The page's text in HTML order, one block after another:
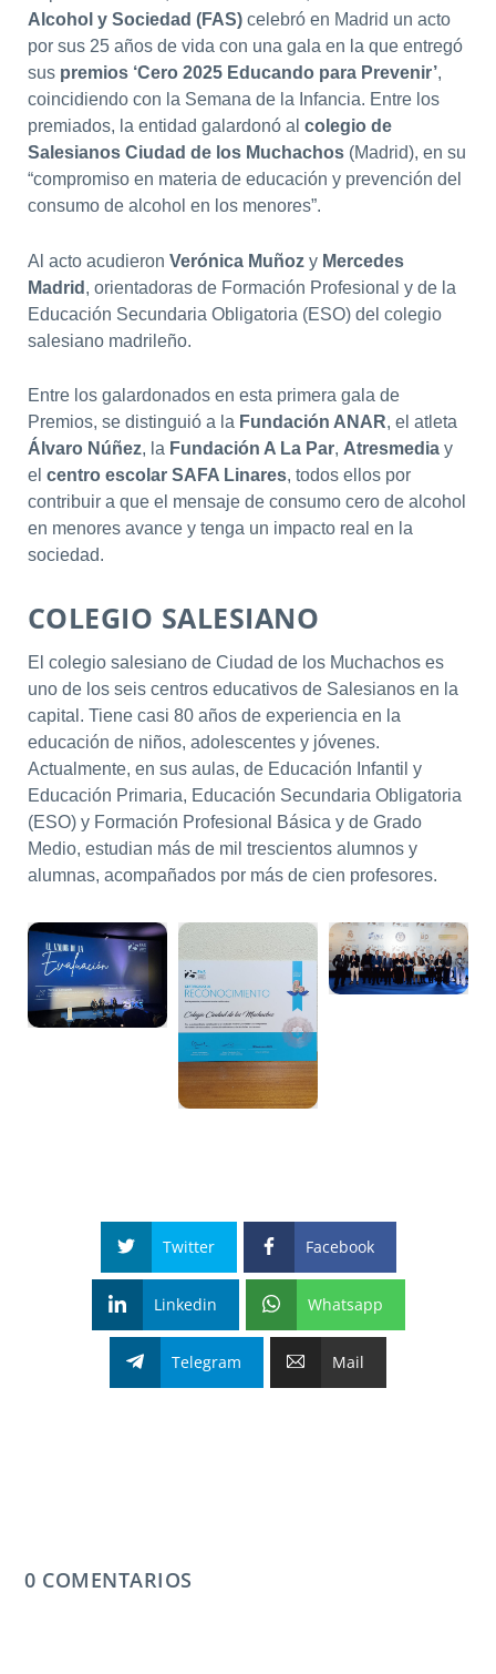
Alcohol y Sociedad (FAS)celebró en Madrid un acto
por sus 25 años de vida con una gala en la que entregó
sus premios ‘Cero 2025 Educando para Prevenir’,
coincidiendo con la Semana de la Infancia. Entre los
premiados, la entidad galardonó al colegio de
Salesianos Ciudad de los Muchachos(Madrid), en su
“compromiso en materia de educación y prevención del
consumo de alcohol en los menores”.
Al acto acudieron Verónica Muñozy Mercedes
Madrid , orientadoras de Formación Profesional y de la
Educación Secundaria Obligatoria (ESO) del colegio
salesiano madrileño.
Entre los galardonados en esta primera gala de
Premios, se distinguió a la Fundación ANAR, el atleta
Álvaro Núñez, la Fundación A La Par, Atresmediay
el centro escolar SAFA Linares, todos ellos por
contribuir a que el mensaje de consumo cero de alcohol
en menores avance y tenga un impacto real en la
sociedad.
COLEGIO SALESIANO
El colegio salesiano de Ciudad de los Muchachos es
uno de los seis centros educativos de Salesianos en la
capital. Tiene casi 80 años de experiencia en la
educación de niños, adolescentes y jóvenes.
Actualmente, en sus aulas, de Educación Infantil y
Educación Primaria, Educación Secundaria Obligatoria
(ESO) y Formación Profesional Básica y de Grado
Medio, estudian más de mil trescientos alumnos y
alumnas, acompañados por más de cien profesores.
Twitter Facebook
Linkedin Whatsapp
Telegram Mail
0 COMENTARIOS